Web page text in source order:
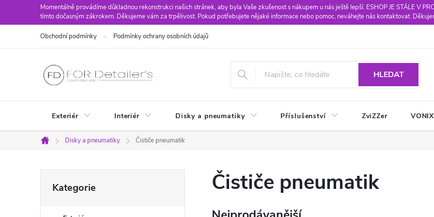
Momentálně provádíme důkladnou rekonstrukci našich stránek, aby byla Vaše zkušenost s nákupem u nás ještě lepší. ESHOP JE STÁLE V
tímto dočasným zákrokem. Děkujeme vám za trpělivost. Pokud potřebujete nějaké informace nebo pomoc, neváhejte nás kontaktovat.
Obchodní podmínky Podmínky ochrany osobních údajů
HLEDAT
Exteriér Interiér Disky a pneumatiky Příslušenství ZviZZer
Domů
Disky a pneumatiky Čističe pneumatik
kategorie
Kategorie Čističe pneumatik